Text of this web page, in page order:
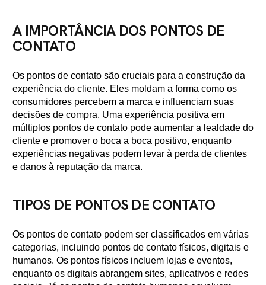
A IMPORTÂNCIA DOS PONTOS DE
CONTATO
Os pontos de contato são cruciais para a construção da
experiência do cliente. Eles moldam a forma como os
consumidores percebem a marca e influenciam suas
decisões de compra. Uma experiência positiva em
múltiplos pontos de contato pode aumentar a lealdade do
cliente e promover o boca a boca positivo, enquanto
experiências negativas podem levar à perda de clientes
e danos à reputação da marca.
TIPOS DE PONTOS DE CONTATO
Os pontos de contato podem ser classificados em várias
categorias, incluindo pontos de contato físicos, digitais e
humanos. Os pontos físicos incluem lojas e eventos,
enquanto os digitais abrangem sites, aplicativos e redes